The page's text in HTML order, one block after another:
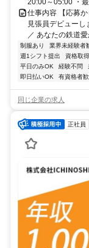
20:00～05:00 ・
仕事内容 【応募
見張員デビューし
／ あなたの鉄道
制服あり 業界未経験者
週1シフト提出
資格取
平日のみOK
経験不問
即日払いOK
有資格者
同じ企業の求人
正社員